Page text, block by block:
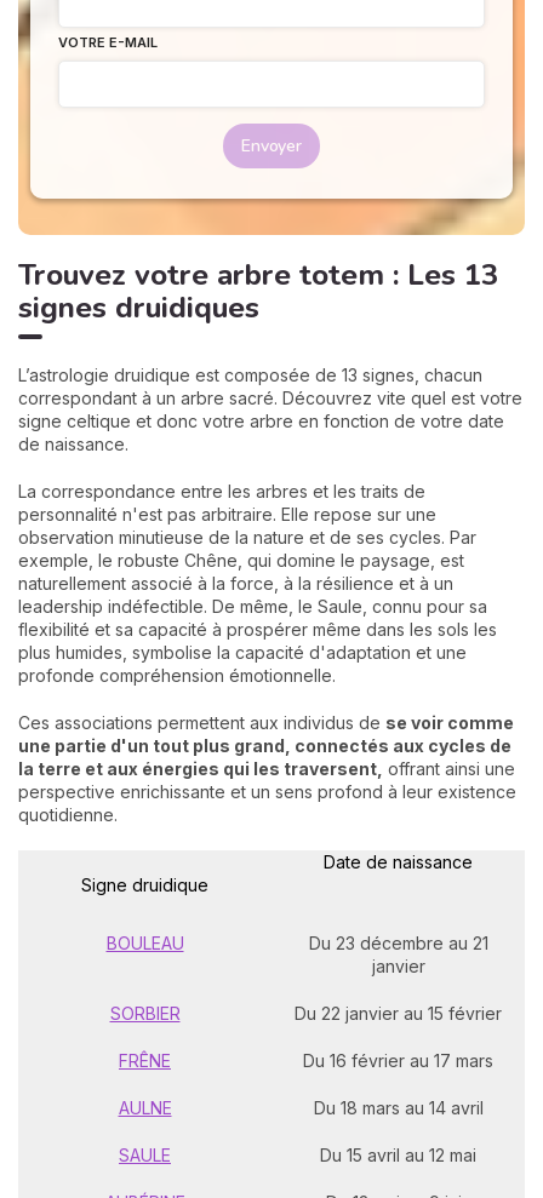
VOTRE E-MAIL
Envoyer
Trouvez votre arbre totem : Les 13
signes druidiques
L’astrologie druidique est composée de 13 signes, chacun
correspondant à un arbre sacré. Découvrez vite quel est votre
signe celtique et donc votre arbre en fonction de votre date
de naissance.
La correspondance entre les arbres et les traits de
personnalité n'est pas arbitraire. Elle repose sur une
observation minutieuse de la nature et de ses cycles. Par
exemple, le robuste Chêne, qui domine le paysage, est
naturellement associé à la force, à la résilience et à un
leadership indéfectible. De même, le Saule, connu pour sa
flexibilité et sa capacité à prospérer même dans les sols les
plus humides, symbolise la capacité d'adaptation et une
profonde compréhension émotionnelle.
Ces associations permettent aux individus de se voir comme
une partie d'un tout plus grand, connectés aux cycles de
la terre et aux énergies qui les traversent, offrant ainsi une
perspective enrichissante et un sens profond à leur existence
quotidienne.
Signe druidique
Date de naissance
BOULEAU
Du 23 décembre au 21
janvier
SORBIER Du 22 janvier au 15 février
FRÊNE Du 16 février au 17 mars
AULNE Du 18 mars au 14 avril
SAULE Du 15 avril au 12 mai